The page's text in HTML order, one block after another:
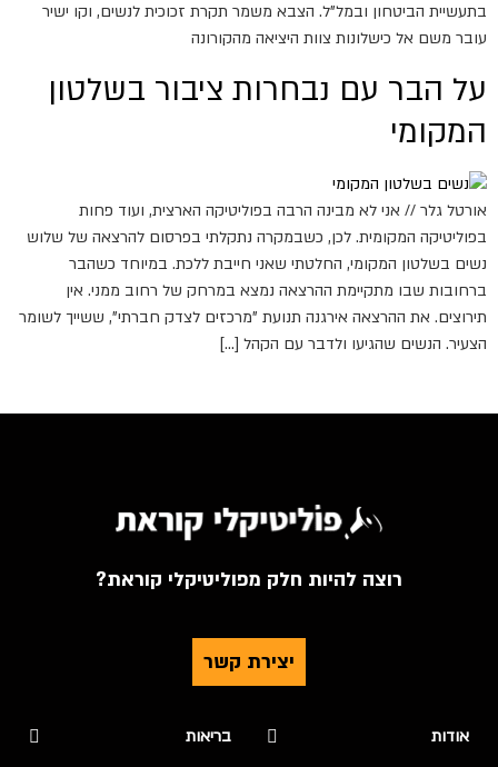
בתעשיית הביטחון ובמל"ל. הצבא משמר תקרת זכוכית לנשים, וקו ישיר
עובר משם אל כישלונות צוות היציאה מהקורונה
על הבר עם נבחרות ציבור בשלטון
המקומי
אורטל גלר // אני לא מבינה הרבה בפוליטיקה הארצית, ועוד פחות
בפוליטיקה המקומית. לכן, כשבמקרה נתקלתי בפרסום להרצאה של שלוש
נשים בשלטון המקומי, החלטתי שאני חייבת ללכת. במיוחד כשהבר
ברחובות שבו מתקיימת ההרצאה נמצא במרחק של רחוב ממני. אין
תירוצים. את ההרצאה אירגנה תנועת "מרכזים לצדק חברתי", ששייך לשומר
הצעיר. הנשים שהגיעו ולדבר עם הקהל […]
רוצה להיות חלק מפוליטיקלי קוראת?
יצירת קשר
אודות בריאות